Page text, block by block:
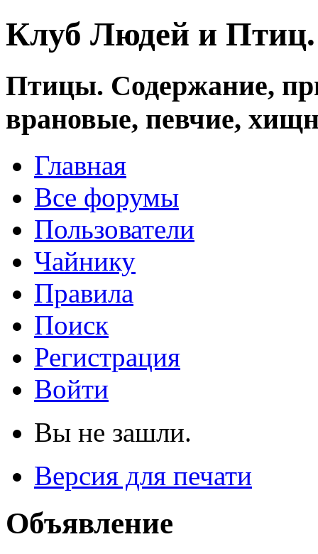
Клуб Людей и
Птицы. Содержание,
врановые, певчие,
Главная
Все форумы
Пользователи
Чайнику
Правила
Поиск
Регистрация
Войти
Вы не зашли.
Версия для печати
Объявление